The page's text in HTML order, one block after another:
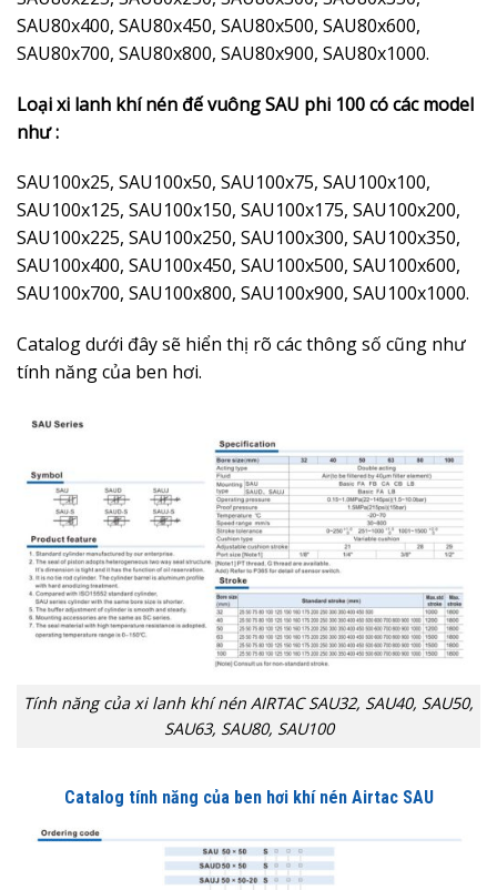
SAU80x400, SAU80x450, SAU80x500, SAU80x600,
SAU80x700, SAU80x800, SAU80x900, SAU80x1000.
Loại xi lanh khí nén đế vuông SAU phi 100 có các model
như :
SAU100x25, SAU100x50, SAU100x75, SAU100x100,
SAU100x125, SAU100x150, SAU100x175, SAU100x200,
SAU100x225, SAU100x250, SAU100x300, SAU100x350,
SAU100x400, SAU100x450, SAU100x500, SAU100x600,
SAU100x700, SAU100x800, SAU100x900, SAU100x1000.
Catalog dưới đây sẽ hiển thị rõ các thông số cũng như
tính năng của ben hơi.
Tính năng của xi lanh khí nén AIRTAC SAU32, SAU40, SAU50,
SAU63, SAU80, SAU100
Catalog tính năng của ben hơi khí nén Airtac SAU